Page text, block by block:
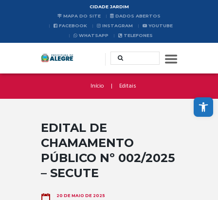
Abrir a barra de ferramentas
CIDADE JARDIM
MAPA DO SITE
DADOS ABERTOS
FACEBOOK
INSTAGRAM
YOUTUBE
WHATSAPP
TELEFONES
Início Editais
EDITAL DE
CHAMAMENTO
PÚBLICO Nº 002/2025
– SECUTE
20 DE MAIO DE 2025